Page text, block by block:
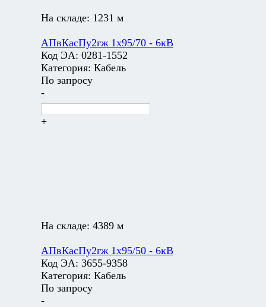
На складе: 1231 м
АПвКасПу2гж 1х95/70 - 6кВ
Код ЭА: 0281-1552
Категория: Кабель
По запросу
-
+
На складе: 4389 м
АПвКасПу2гж 1х95/50 - 6кВ
Код ЭА: 3655-9358
Категория: Кабель
По запросу
-